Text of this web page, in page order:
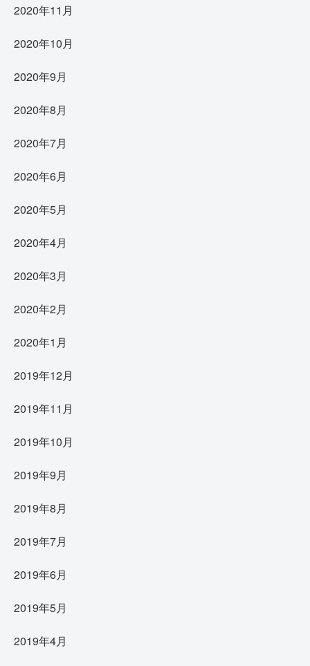
2020年11月
2020年10月
2020年9月
2020年8月
2020年7月
2020年6月
2020年5月
2020年4月
2020年3月
2020年2月
2020年1月
2019年12月
2019年11月
2019年10月
2019年9月
2019年8月
2019年7月
2019年6月
2019年5月
2019年4月